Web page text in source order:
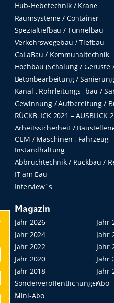
Hub-Hebetechnik / Krane
Raumsysteme / Container
Spezialtiefbau / Tunnelbau
Verkehrswegebau / Tiefbau
GaLaBau / Kommunaltechnik
Hochbau (Schalung / Gerüste
Betonbearbeitung / Sanierung
Kanal-, Rohrleitungs- bau /
Gewinnung / Aufbereitung /
RÜCKBLICK 2021 – AUSBLICK
Arbeitssicherheit /
OEM / Maschinen-,
Instandhaltung
Abbruchtechnik / Rückbau /
IT am Bau
Interview´s
Magazin
Jahr 2026
Jahr
Jahr 2024
Jahr
Jahr 2022
Jahr
Jahr 2020
Jahr
Jahr 2018
Jahr
SonderveröffentlichungenAbo
Mini-Abo